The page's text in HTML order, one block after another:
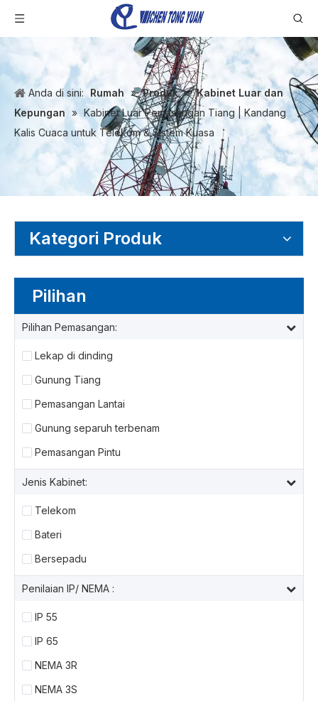
Anda di sini: Rumah » Produk » Kabinet Luar dan
Kepungan » Kabinet Luar Pemasangan Tiang | Kandang
Kalis Cuaca untuk Telekom & Sistem Kuasa
Kategori Produk
Pilihan
Pilihan Pemasangan:
Lekap di dinding
Gunung Tiang
Pemasangan Lantai
Gunung separuh terbenam
Pemasangan Pintu
Jenis Kabinet:
Telekom
Bateri
Bersepadu
Penilaian IP/ NEMA :
IP 55
IP 65
NEMA 3R
NEMA 3S